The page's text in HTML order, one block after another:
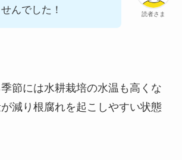
読者さま
んでした！
節には水耕栽培の水温も高くな
減り根腐れを起こしやすい状態